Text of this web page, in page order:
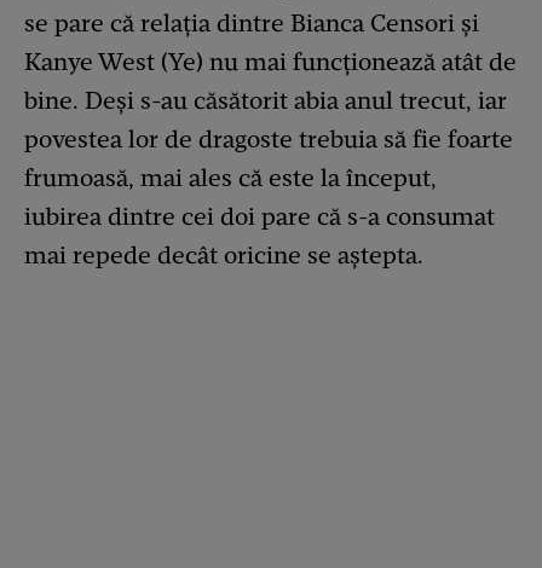
se pare că relația dintre Bianca Censori și
Kanye West (Ye) nu mai funcționează atât de
bine. Deși s-au căsătorit abia anul trecut, iar
povestea lor de dragoste trebuia să fie foarte
frumoasă, mai ales că este la început,
iubirea dintre cei doi pare că s-a consumat
mai repede decât oricine se aștepta.